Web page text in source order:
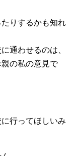
りするかも知れ
通わせるのは、
の私の意見で
行ってほしいみ